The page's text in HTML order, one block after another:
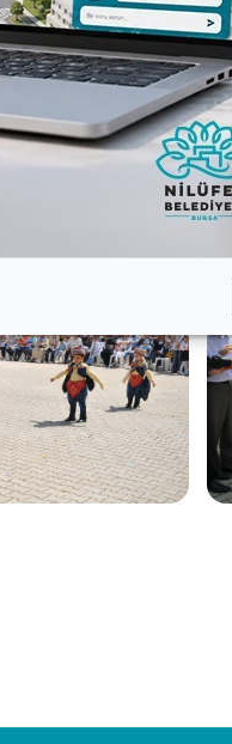
Belediye Başkanı
imza atması renkli
için,
Türkiye ve
iyi yerlerde temsil